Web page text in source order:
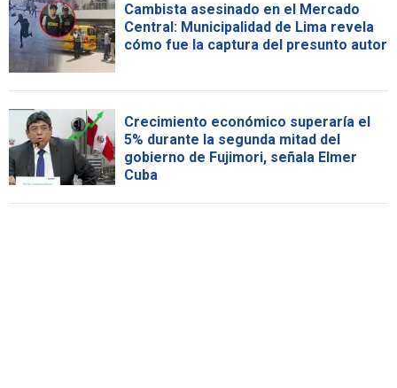
Cambista asesinado en el Mercado
Central: Municipalidad de Lima revela
cómo fue la captura del presunto autor
Crecimiento económico superaría el
5% durante la segunda mitad del
gobierno de Fujimori, señala Elmer
Cuba